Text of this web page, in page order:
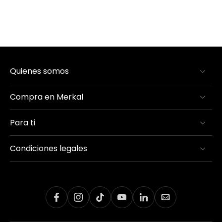
Quienes somos
Compra en Merkal
Para ti
Condiciones legales